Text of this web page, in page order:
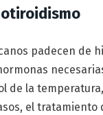
padecen de
de la
el